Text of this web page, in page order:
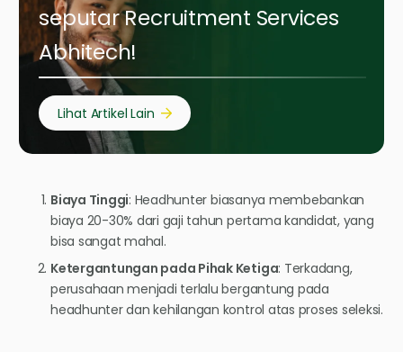
seputar Recruitment Services
Abhitech!
Lihat Artikel Lain
Biaya Tinggi: Headhunter biasanya membebankan
biaya 20-30% dari gaji tahun pertama kandidat, yang
bisa sangat mahal.
Ketergantungan pada Pihak Ketiga: Terkadang,
perusahaan menjadi terlalu bergantung pada
headhunter dan kehilangan kontrol atas proses seleksi.